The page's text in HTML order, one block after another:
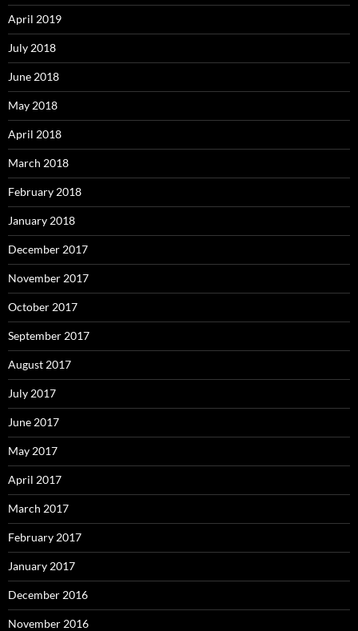
April 2019
July 2018
June 2018
May 2018
April 2018
March 2018
February 2018
January 2018
December 2017
November 2017
October 2017
September 2017
August 2017
July 2017
June 2017
May 2017
April 2017
March 2017
February 2017
January 2017
December 2016
November 2016